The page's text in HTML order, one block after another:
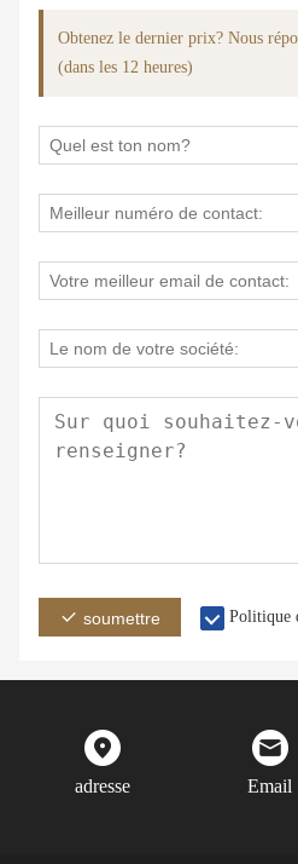
Obtenez le dernier prix? Nous
(dans les 12 heures)
soumettre Politique
adresse Email